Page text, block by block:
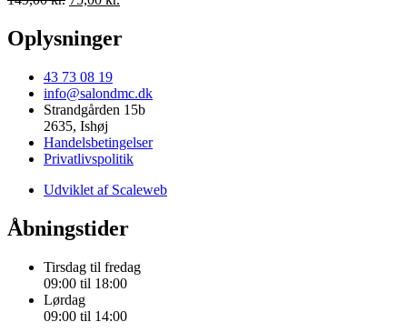
was:
149,00 kr..75,00 kr..
Oplysninger
43 73 08 19
info@salondmc.dk
Strandgården 15b
2635, Ishøj
Handelsbetingelser
Privatlivspolitik
Udviklet af Scaleweb
Åbningstider
Tirsdag til fredag
09:00 til 18:00
Lørdag
09:00 til 14:00